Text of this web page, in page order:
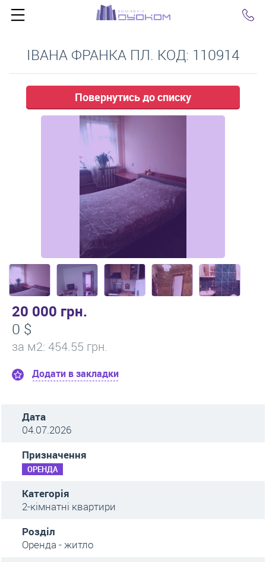
ІВАНА ФРАНКА ПЛ. КОД: 110914
Повернутись до списку
20 000 грн.
0 $
за м2: 454.55 грн.
Додати в закладки
Дата
04.07.2026
Призначення
ОРЕНДА
Категорія
2-кімнатні квартири
Розділ
Оренда - житло